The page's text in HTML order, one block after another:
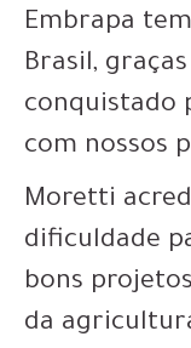
Embrapa
Brasil,
conquistado
com nossos
Moretti
dificuldade
bons
da